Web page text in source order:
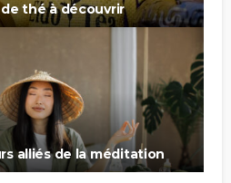
thé à découvrir
alliés de la méditation